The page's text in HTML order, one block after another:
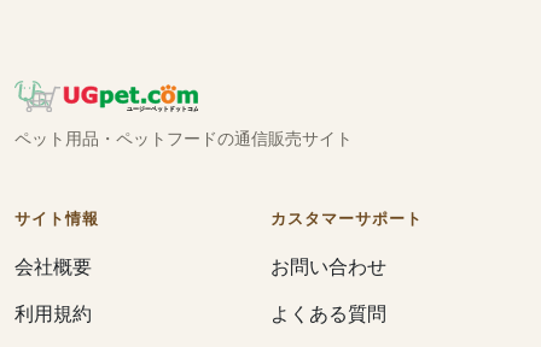
ペット用品・ペットフードの通信販売サイト
サイト情報
会社概要
利用規約
カスタマーサポート
お問い合わせ
よくある質問